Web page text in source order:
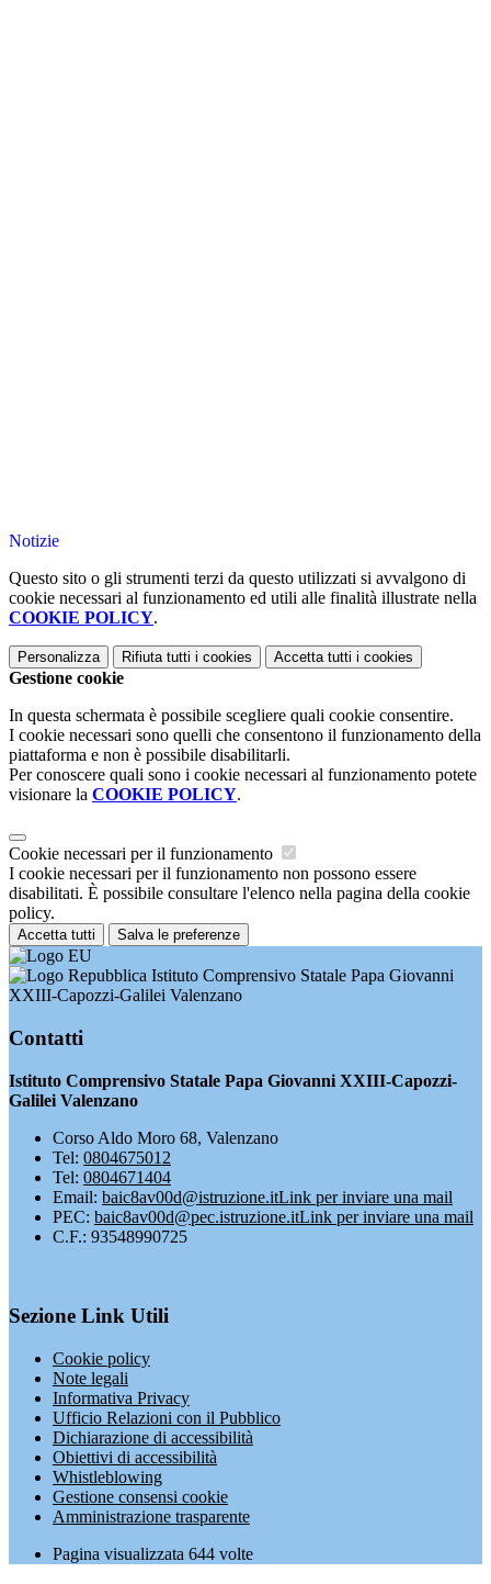
Notizie
Questo sito o gli strumenti terzi da questo utilizzati si avvalgono di
cookie necessari al funzionamento ed utili alle finalità illustrate nella
COOKIE POLICY.
Personalizza Rifiuta tutti i cookies Accetta tutti i cookies
Gestione cookie
In questa schermata è possibile scegliere quali cookie consentire.
I cookie necessari sono quelli che consentono il funzionamento della
piattaforma e non è possibile disabilitarli.
Per conoscere quali sono i cookie necessari al funzionamento potete
visionare la COOKIE POLICY.
Cookie necessari per il funzionamento
I cookie necessari per il funzionamento non possono essere
disabilitati. È possibile consultare l'elenco nella pagina della cookie
policy.
Accetta tutti Salva le preferenze
Istituto Comprensivo Statale Papa Giovanni
XXIII-Capozzi-Galilei Valenzano
Contatti
Istituto Comprensivo Statale Papa Giovanni XXIII-Capozzi-
Galilei Valenzano
Corso Aldo Moro 68, Valenzano
Tel: 0804675012
Tel: 0804671404
Email: baic8av00d@istruzione.itLink per inviare una mail
PEC: baic8av00d@pec.istruzione.itLink per inviare una mail
C.F.: 93548990725
Sezione Link Utili
Cookie policy
Note legali
Informativa Privacy
Ufficio Relazioni con il Pubblico
Dichiarazione di accessibilità
Obiettivi di accessibilità
Whistleblowing
Gestione consensi cookie
Amministrazione trasparente
Pagina visualizzata 644 volte